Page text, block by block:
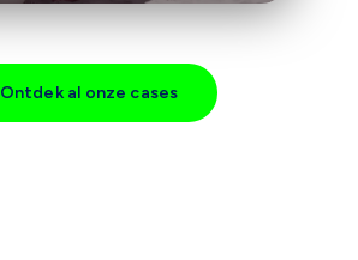
Ontdek al onze cases